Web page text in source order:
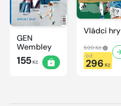
GEN
Wembley
155Kč
Vládci hry
599 Kč
od
296 Kč